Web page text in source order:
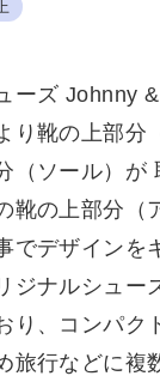
ーズ Johnny
り靴の上部分
（ソール）が
靴の上部分（
でデザインを
ジナルシュー
り、コンパク
旅行などに複